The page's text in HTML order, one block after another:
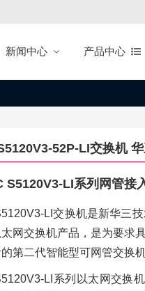
新闻中心 产品中心
52P-LI交换机
S5120V3-LI系列网管接
LI交换机是新华三
太网交换机产品，是为要求
第二代智能型可网管交换机
LI系列以太网交换